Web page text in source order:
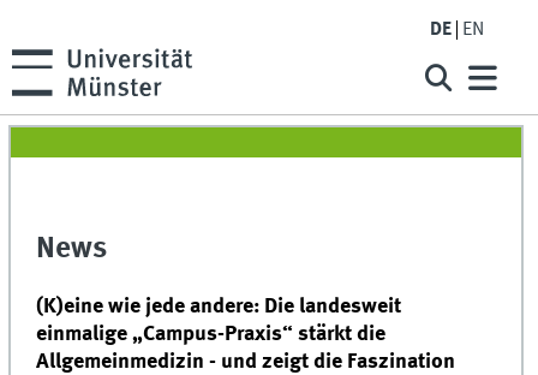
DE EN
News
(K)eine wie jede andere: Die landesweit
einmalige „Campus-Praxis“ stärkt die
Allgemeinmedizin - und zeigt die Faszination